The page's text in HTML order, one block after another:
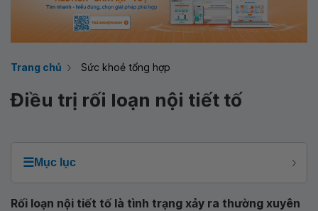
Trang chủ Sức khoẻ tổng hợp
Điều trị rối loạn nội tiết tố
☰Mục lục
Rối loạn nội tiết tố là tình trạng xảy ra thường xuyên